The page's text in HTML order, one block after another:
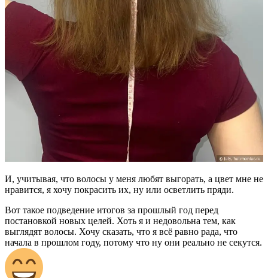
И, учитывая, что волосы у меня любят выгорать, а цвет мне не
нравится, я хочу покрасить их, ну или осветлить пряди.
Вот такое подведение итогов за прошлый год перед
постановкой новых целей. Хоть я и недовольна тем, как
выглядят волосы. Хочу сказать, что я всё равно рада, что
начала в прошлом году, потому что ну они реально не секутся.